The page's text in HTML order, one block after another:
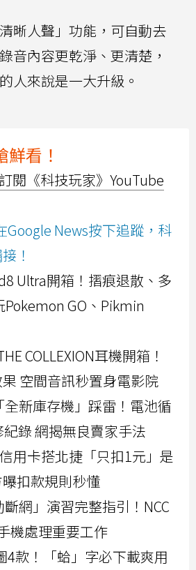
晰人聲」功能，可自動去
音內容更乾淨、更清楚，
人來說是一大升級。
鮮看！
訂閱《科技玩家》YouTube
Google News按下追蹤，科
！
Ultra開箱！摺痕退散、多
GO、Pikmin
COLLEXION耳機開箱！
空間音訊秒置身電影院
新庫存機」踩雷！電池循
錄 網揭無良賣家手法
用卡搭北捷「只扣1元」是
扣款規則秒懂
網」演習完整指引！NCC
機處理重要工作
4款！「蛤」字必下載爽用